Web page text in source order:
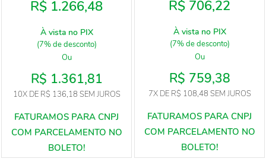
R$ 1.266,48
À vista no PIX
(7% de desconto)
Ou
R$ 1.361,81
10XDE R$ 136,18 SEM JUROS
R$ 706,22
À vista no PIX
(7% de desconto)
Ou
R$ 759,38
7XDE R$ 108,48 SEM JUROS